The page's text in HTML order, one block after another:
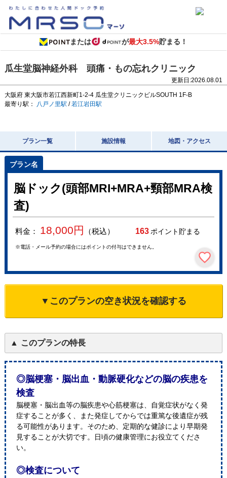
または が最大3.5%貯まる！
瓜生堂脳神経外科 頭痛・もの忘れクリニック
更新日:2026.08.01
大阪府 東大阪市若江西新町1-2-4 瓜生堂クリニックビルSOUTH 1F-B
最寄り駅： 八戸ノ里駅 /若江岩田駅
プラン一覧 施設情報 地図・アクセス
脳ドック(頭部MRI+MRA+頸部MRA検
査)
料金： 18,000円 （税込） 163ポイント貯まる
※電話・メール予約の場合にはポイントの付与はできません。
▼このプランの空き状況を確認する
このプランの特長
◎脳梗塞・脳出血・動脈硬化などの脳の疾患を
検査
脳梗塞・脳出血等の脳疾患や心筋梗塞は、自覚症状がなく発
症することが多く、また発症してからでは重篤な後遺症が残
る可能性があります。そのため、定期的な健診により早期発
見することが大切です。日頃の健康管理にお役立てくださ
い。
◎検査について